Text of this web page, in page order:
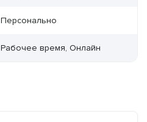
Персонально
Рабочее время, Онлайн